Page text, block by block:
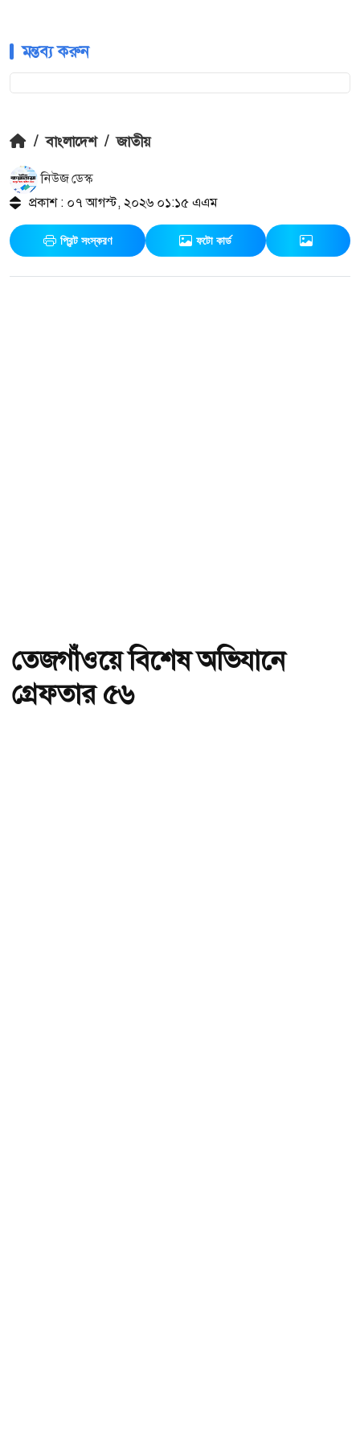
মন্তব্য করুন
/ বাংলাদেশ / জাতীয়
নিউজ ডেস্ক
প্রকাশ : ০৭ আগস্ট, ২০২৬ ০১:১৫ এএম
প্রিন্ট সংস্করণ ফটো কার্ড
তেজগাঁওয়ে বিশেষ অভিযানে
গ্রেফতার ৫৬